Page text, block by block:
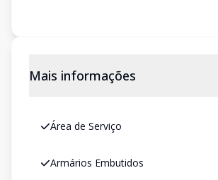
Mais informações
Área de Serviço
Armários Embutidos